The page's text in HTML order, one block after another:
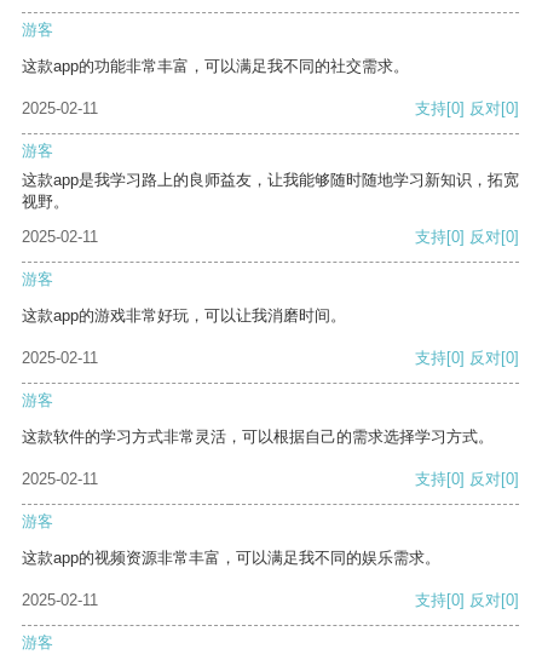
游客
这款app的功能非常丰富，可以满足我不同的社交需求。
2025-02-11 支持[0] 反对[0]
游客
这款app是我学习路上的良师益友，让我能够随时随地学习新知识，拓宽
视野。
2025-02-11
支持[0] 反对[0]
游客
这款app的游戏非常好玩，可以让我消磨时间。
2025-02-11 支持[0] 反对[0]
游客
这款软件的学习方式非常灵活，可以根据自己的需求选择学习方式。
2025-02-11 支持[0] 反对[0]
游客
这款app的视频资源非常丰富，可以满足我不同的娱乐需求。
2025-02-11 支持[0] 反对[0]
游客